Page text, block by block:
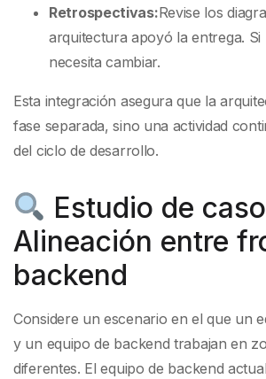
Retrospectivas:Revise los
arquitectura apoyó la entrega. Si
necesita cambiar.
Esta integración asegura que la
fase separada, sino una actividad
del ciclo de desarrollo.
Estudio de
Alineación entre
backend
Considere un escenario en el que un
y un equipo de backend trabajan en
diferentes. El equipo de backend